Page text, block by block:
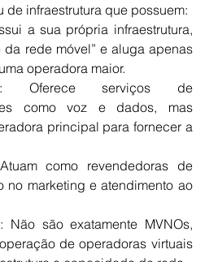
infraestrutura que possuem:
a sua própria infraestrutura,
rede móvel” e aluga apenas
operadora maior.
Oferece serviços de
como voz e dados, mas
principal para fornecer a
como revendedoras de
no marketing e atendimento ao
Não são exatamente MVNOs,
de operadoras virtuais